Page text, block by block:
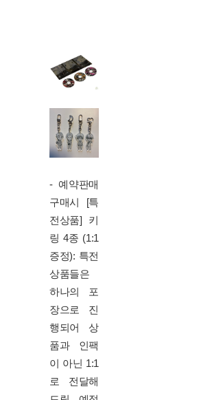
- 예약판매
구매시 [특
전상품] 키
링 4종 (1:1
증정): 특전
상품들은
하나의 포
장으로 진
행되어 상
품과 인팩
이 아닌 1:1
로 전달해